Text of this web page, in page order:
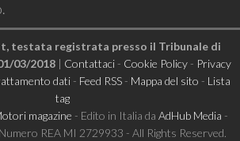
testata registrata presso il Tribunale di
03/2018| Contattaci- Cookie Policy- Privacy
dati- Feed RSS- Mappa del sito - Lista
tag
magazine - Edito in Italia da AdHub Media -
REA MI 2729933 - All Rights Reserved.